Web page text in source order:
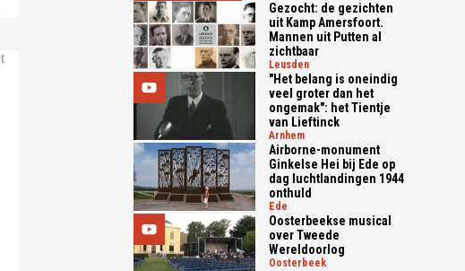
Gezocht: de gezichten
uit Kamp Amersfoort.
Mannen uit Putten al
zichtbaar
leusden
"Het belang is oneindig
veel groter dan het
ongemak": het Tientje
van Lieftinck
arnhem
Airborne-monument
Ginkelse Hei bij Ede op
dag luchtlandingen 1944
onthuld
ede
Oosterbeekse musical
over Tweede
Wereldoorlog
oosterbeek